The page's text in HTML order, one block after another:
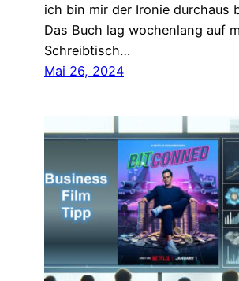
ich bin mir der Ironie durchaus
Das Buch lag wochenlang auf
Schreibtisch…
Mai 26, 2024